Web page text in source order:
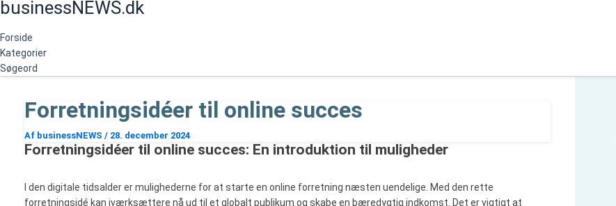
Gå
indholdet
businessNEWS.dk
Forside
Kategorier
Søgeord
Forretningsidéer til online succes
Af businessNEWS / 28. december 2024
Forretningsidéer til online succes: En introduktion til muligheder
I den digitale tidsalder er mulighederne for at starte en online forretning næsten uendelige. Med den rette
forretningsidé kan iværksættere nå ud til et globalt publikum og skabe en bæredygtig indkomst. Det er vigtigt at